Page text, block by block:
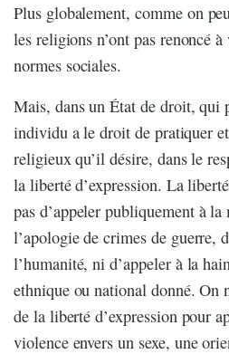
Plus globalement, comme on
les religions n’ont pas renoncé
normes sociales.
Mais, dans un État de droit, qui
individu a le droit de pratiquer
religieux qu’il désire, dans le
la liberté d’expression. La
pas d’appeler publiquement à
l’apologie de crimes de guerre,
l’humanité, ni d’appeler à la
ethnique ou national donné. On
de la liberté d’expression pour
violence envers un sexe, une